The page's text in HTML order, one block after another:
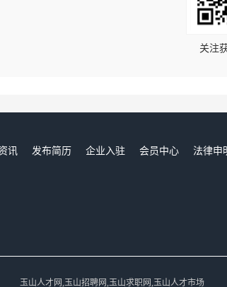
关注
讯 发布简历 企业入驻 会员中心
法律申
玉山人才网,玉山招聘网,玉山求职网,玉山人才市场